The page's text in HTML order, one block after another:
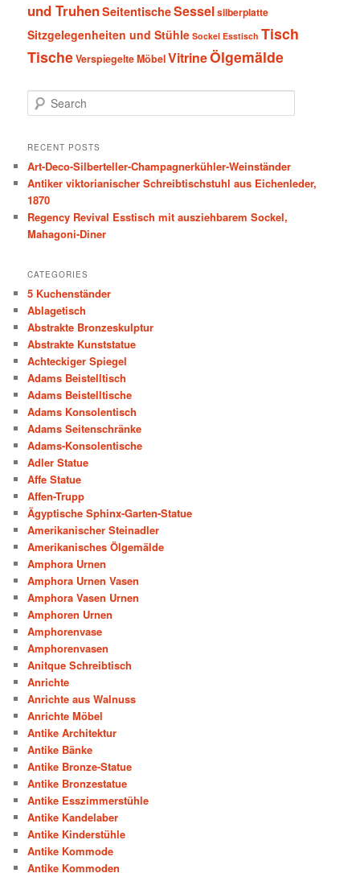
und TruhenSeitentischeSesselsilberplatte
Sitzgelegenheiten und Stühle Sockel Esstisch Tisch
TischeVerspiegelte MöbelVitrineÖlgemälde
e
r
h
RECENT POSTS
Art-Deco-Silberteller-Champagnerkühler-Weinständer
Antiker viktorianischer Schreibtischstuhl aus Eichenleder,
1870
Regency Revival Esstisch mit ausziehbarem Sockel,
Mahagoni-Diner
CATEGORIES
5 Kuchenständer
Ablagetisch
Abstrakte Bronzeskulptur
Abstrakte Kunststatue
Achteckiger Spiegel
Adams Beistelltisch
Adams Beistelltische
Adams Konsolentisch
Adams Seitenschränke
Adams-Konsolentische
Adler Statue
Affe Statue
Affen-Trupp
Ägyptische Sphinx-Garten-Statue
Amerikanischer Steinadler
Amerikanisches Ölgemälde
Amphora Urnen
Amphora Urnen Vasen
Amphora Vasen Urnen
Amphoren Urnen
Amphorenvase
Amphorenvasen
Anitque Schreibtisch
Anrichte
Anrichte aus Walnuss
Anrichte Möbel
Antike Architektur
Antike Bänke
Antike Bronze-Statue
Antike Bronzestatue
Antike Esszimmerstühle
Antike Kandelaber
Antike Kinderstühle
Antike Kommode
Antike Kommoden